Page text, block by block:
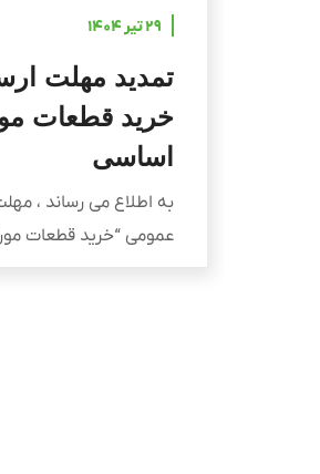
۲۹ تیر ۱۴۰۴
تمدید مهلت
خرید قطعات
اساسی
به اطلاع می رساند ،
عمومی “خرید قطعات